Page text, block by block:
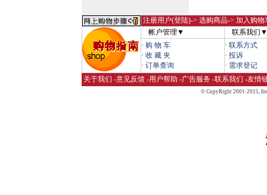
注册用户(登陆)-> 选购商品-> 加入购
帐户管理▼
联系我们▼
· 购 物 车
· 收 藏 夹
· 订单查询
· 联系方式
· 投诉
· 需求登记
关于我们 -意见反馈 -用户帮助 -广告服务 -联系我们 -友情
© CopyRight 2001-2015,